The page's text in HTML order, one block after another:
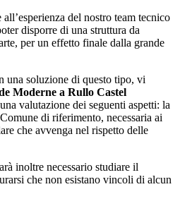
del nostro team tecnico
disporre di una struttura da
per un effetto finale dalla grande
una soluzione di questo tipo, vi
Moderne a Rullo Castel
valutazione dei seguenti aspetti: la
di riferimento, necessaria ai
che avvenga nel rispetto delle
inoltre necessario studiare il
che non esistano vincoli di alcun